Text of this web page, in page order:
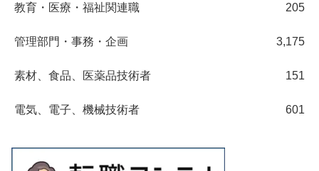
教育・医療・福祉関連職 205
管理部門・事務・企画 3,175
素材、食品、医薬品技術者 151
電気、電子、機械技術者 601